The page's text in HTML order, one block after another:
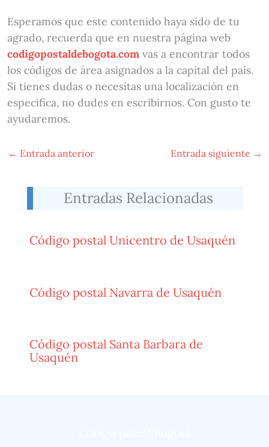
Esperamos que este contenido haya sido de tu
agrado, recuerda que en nuestra página web
codigopostaldebogota.comvas a encontrar todos
los códigos de área asignados a la capital del país.
Si tienes dudas o necesitas una localización en
especifica, no dudes en escribirnos. Con gusto te
ayudaremos.
← Entrada anterior Entrada siguiente →
Entradas Relacionadas
Código postal Unicentro de Usaquén
Código postal Navarra de Usaquén
Código postal Santa Barbara de
Usaquén